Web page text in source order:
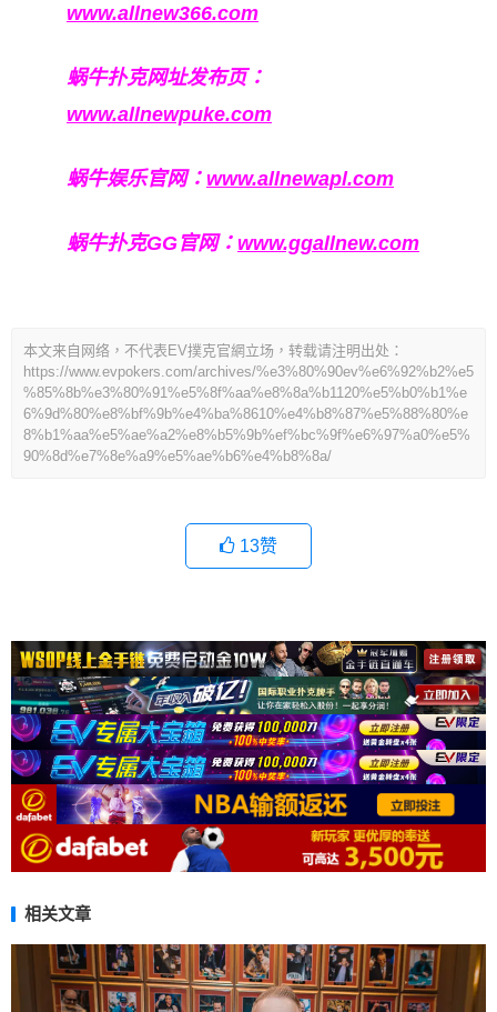
www.allnew366.com
蜗牛扑克网址发布页：
www.allnewpuke.com
蜗牛娱乐官网： www.allnewapl.com
蜗牛扑克GG官网： www.ggallnew.com
本文来自网络，不代表EV撲克官網立场，转载请注明出处：
https://www.evpokers.com/archives/%e3%80%90ev%e6%92%b2%e5
%85%8b%e3%80%91%e5%8f%aa%e8%8a%b1120%e5%b0%b1%e
6%9d%80%e8%bf%9b%e4%ba%8610%e4%b8%87%e5%88%80%e
8%b1%aa%e5%ae%a2%e8%b5%9b%ef%bc%9f%e6%97%a0%e5%
90%8d%e7%8e%a9%e5%ae%b6%e4%b8%8a/
13赞
相关文章